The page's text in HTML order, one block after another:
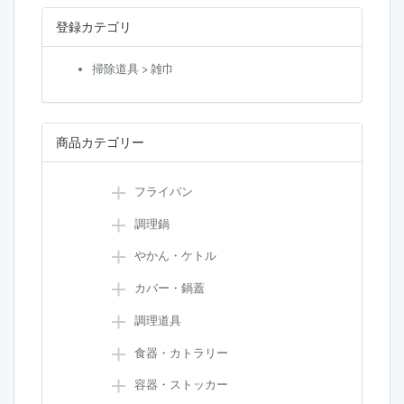
登録カテゴリ
掃除道具 > 雑巾
商品カテゴリー
フライパン
調理鍋
やかん・ケトル
カバー・鍋蓋
調理道具
食器・カトラリー
容器・ストッカー